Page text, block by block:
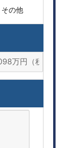
その他